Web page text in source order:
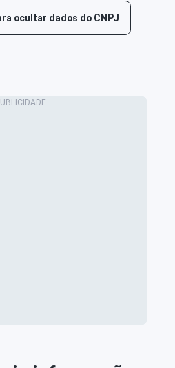
ocultar dados do CNPJ